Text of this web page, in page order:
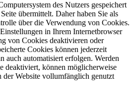
des Nutzers gespeichert
übermittelt. Daher haben Sie als
über die Verwendung von Cookies.
in Ihrem Internetbrowser
von Cookies deaktivieren oder
Cookies können jederzeit
auch automatisiert erfolgen. Werden
deaktiviert, können möglicherweise
der Website vollumfänglich genutzt